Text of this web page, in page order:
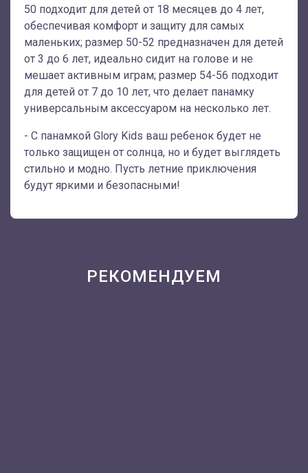
50 подходит для детей от 18 месяцев до 4 лет,
обеспечивая комфорт и защиту для самых
маленьких; размер 50-52 предназначен для детей
от 3 до 6 лет, идеально сидит на голове и не
мешает активным играм; размер 54-56 подходит
для детей от 7 до 10 лет, что делает панамку
универсальным аксессуаром на несколько лет.
- С панамкой Glory Kids ваш ребенок будет не
только защищен от солнца, но и будет выглядеть
стильно и модно. Пусть летние приключения
будут яркими и безопасными!
РЕКОМЕНДУЕМ